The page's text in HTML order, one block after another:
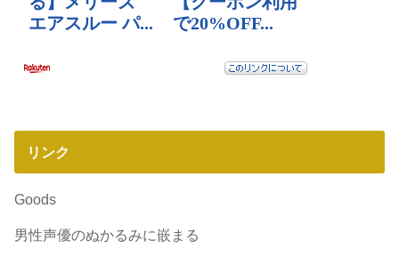
リンク
Goods
男性声優のぬかるみに嵌まる